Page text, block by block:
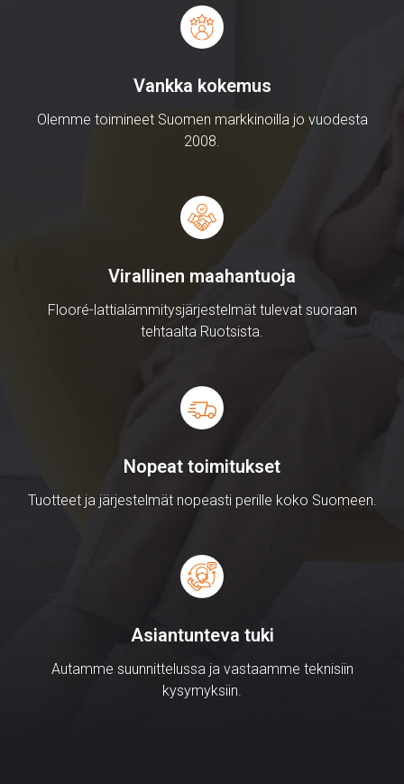
Vankka kokemus
Olemme toimineet Suomen markkinoilla jo vuodesta
2008.
Virallinen maahantuoja
Flooré-lattialämmitysjärjestelmät tulevat suoraan
tehtaalta Ruotsista.
Nopeat toimitukset
Tuotteet ja järjestelmät nopeasti perille koko Suomeen.
Asiantunteva tuki
Autamme suunnittelussa ja vastaamme teknisiin
kysymyksiin.